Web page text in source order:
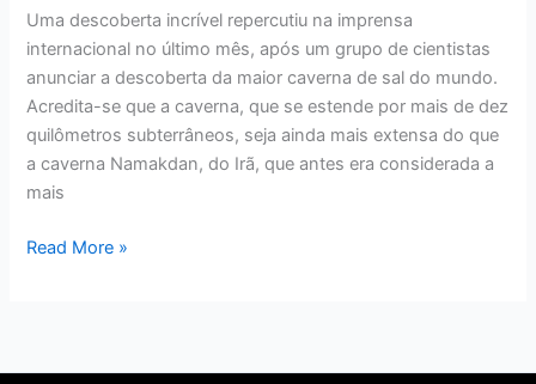
Uma descoberta incrível repercutiu na imprensa
internacional no último mês, após um grupo de cientistas
anunciar a descoberta da maior caverna de sal do mundo.
Acredita-se que a caverna, que se estende por mais de dez
quilômetros subterrâneos, seja ainda mais extensa do que
a caverna Namakdan, do Irã, que antes era considerada a
mais
Read More »